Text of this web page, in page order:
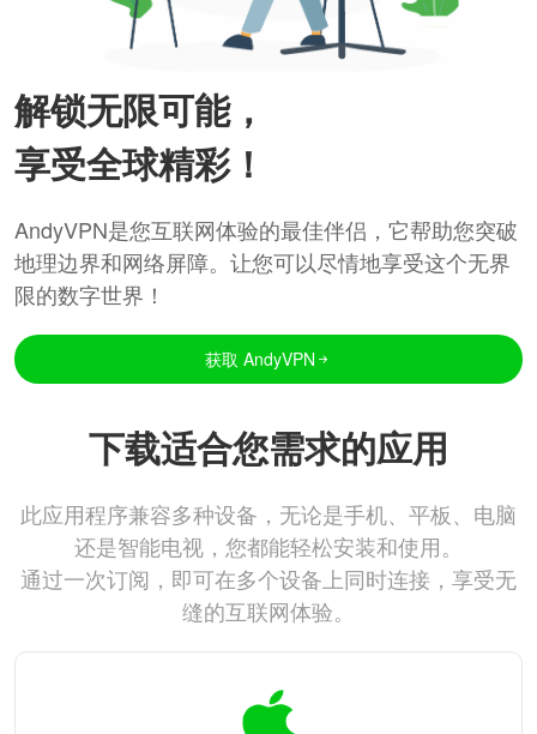
解锁无限可能，
享受全球精彩！
AndyVPN是您互联网体验的最佳伴侣，它帮助您突破
地理边界和网络屏障。让您可以尽情地享受这个无界
限的数字世界！
获取 AndyVPN
下载适合您需求的应用
此应用程序兼容多种设备，无论是手机、平板、电脑
还是智能电视，您都能轻松安装和使用。
通过一次订阅，即可在多个设备上同时连接，享受无
缝的互联网体验。